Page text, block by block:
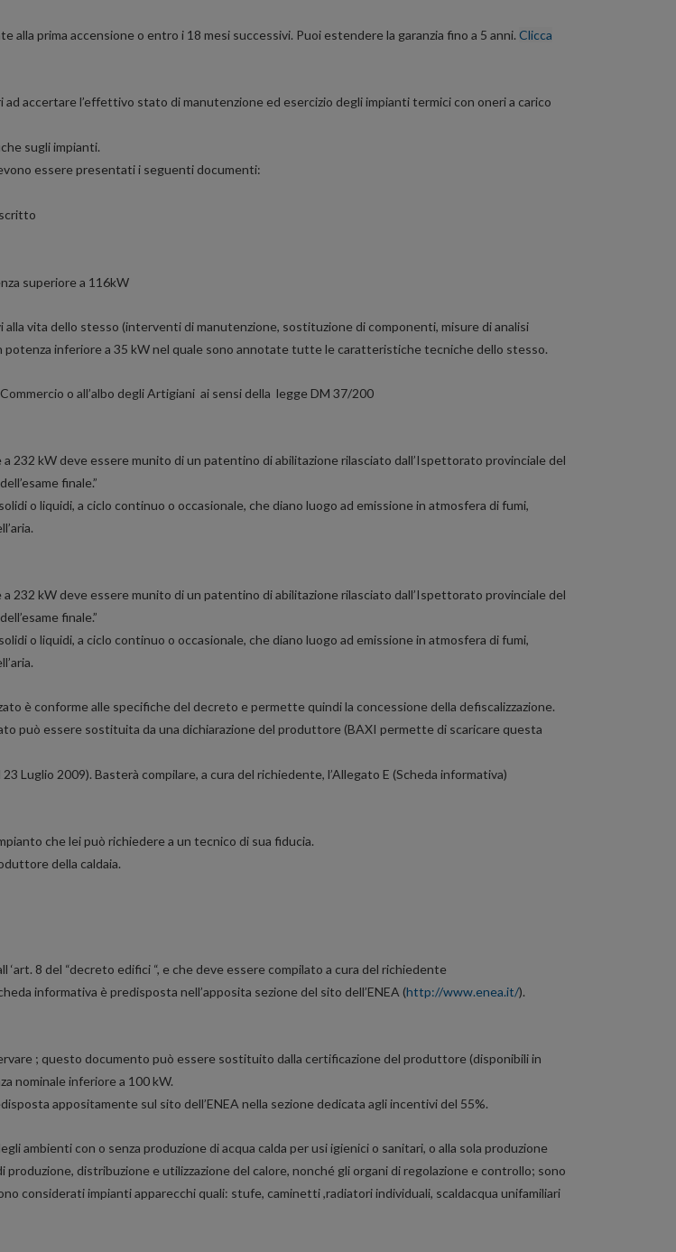
prima accensione o entro i 18 mesi successivi. Puoi estendere la garanzia fino a 5 anni. Clicca
accertare l’effettivo stato di manutenzione ed esercizio degli impianti termici con oneri a carico
sugli impianti.
essere presentati i seguenti documenti:
superiore a 116kW
vita dello stesso (interventi di manutenzione, sostituzione di componenti, misure di analisi
inferiore a 35 kW nel quale sono annotate tutte le caratteristiche tecniche dello stesso.
o all’albo degli Artigiani ai sensi della legge DM 37/200
232 kW deve essere munito di un patentino di abilitazione rilasciato dall’Ispettorato provinciale del
finale.”
o liquidi, a ciclo continuo o occasionale, che diano luogo ad emissione in atmosfera di fumi,
232 kW deve essere munito di un patentino di abilitazione rilasciato dall’Ispettorato provinciale del
finale.”
o liquidi, a ciclo continuo o occasionale, che diano luogo ad emissione in atmosfera di fumi,
è conforme alle specifiche del decreto e permette quindi la concessione della defiscalizzazione.
può essere sostituita da una dichiarazione del produttore (BAXI permette di scaricare questa
2009). Basterà compilare, a cura del richiedente, l’Allegato E (Scheda informativa)
che lei può richiedere a un tecnico di sua fiducia.
della caldaia.
8 del “decreto edifici “, e che deve essere compilato a cura del richiedente
informativa è predisposta nell’apposita sezione del sito dell’ENEA (http://www.enea.it/).
; questo documento può essere sostituito dalla certificazione del produttore (disponibili in
nominale inferiore a 100 kW.
appositamente sul sito dell’ENEA nella sezione dedicata agli incentivi del 55%.
ambienti con o senza produzione di acqua calda per usi igienici o sanitari, o alla sola produzione
distribuzione e utilizzazione del calore, nonché gli organi di regolazione e controllo; sono
considerati impianti apparecchi quali: stufe, caminetti ,radiatori individuali, scaldacqua unifamiliari